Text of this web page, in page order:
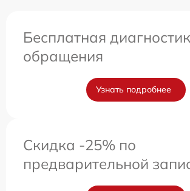
Бесплатная
обращения
Узнать подробнее
Скидка -25% по
предварительной